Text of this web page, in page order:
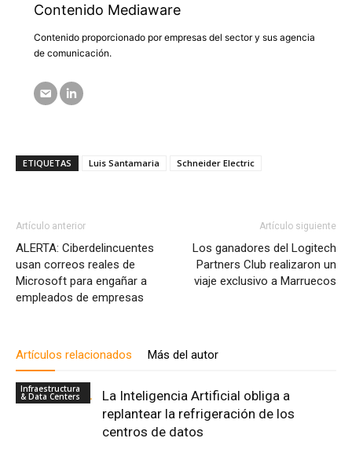
Contenido Mediaware
Contenido proporcionado por empresas del sector y sus agencia
de comunicación.
ETIQUETAS Luis Santamaria Schneider Electric
Artículo anterior
ALERTA: Ciberdelincuentes
usan correos reales de
Microsoft para engañar a
empleados de empresas
Artículo siguiente
Los ganadores del Logitech
Partners Club realizaron un
viaje exclusivo a Marruecos
Artículos relacionados Más del autor
Infraestructura
& Data Centers
La Inteligencia Artificial obliga a
replantear la refrigeración de los
centros de datos